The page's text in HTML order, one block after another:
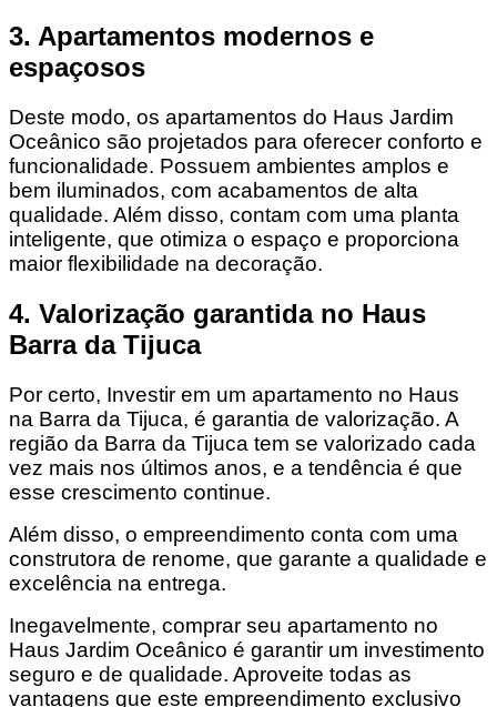
3. Apartamentos modernos e
espaçosos
Deste modo, os apartamentos do Haus Jardim
Oceânico são projetados para oferecer conforto e
funcionalidade. Possuem ambientes amplos e
bem iluminados, com acabamentos de alta
qualidade. Além disso, contam com uma planta
inteligente, que otimiza o espaço e proporciona
maior flexibilidade na decoração.
4. Valorização garantida no Haus
Barra da Tijuca
Por certo, Investir em um apartamento no Haus
na Barra da Tijuca, é garantia de valorização. A
região da Barra da Tijuca tem se valorizado cada
vez mais nos últimos anos, e a tendência é que
esse crescimento continue.
Além disso, o empreendimento conta com uma
construtora de renome, que garante a qualidade e
excelência na entrega.
Inegavelmente, comprar seu apartamento no
Haus Jardim Oceânico é garantir um investimento
seguro e de qualidade. Aproveite todas as
vantagens que este empreendimento exclusivo